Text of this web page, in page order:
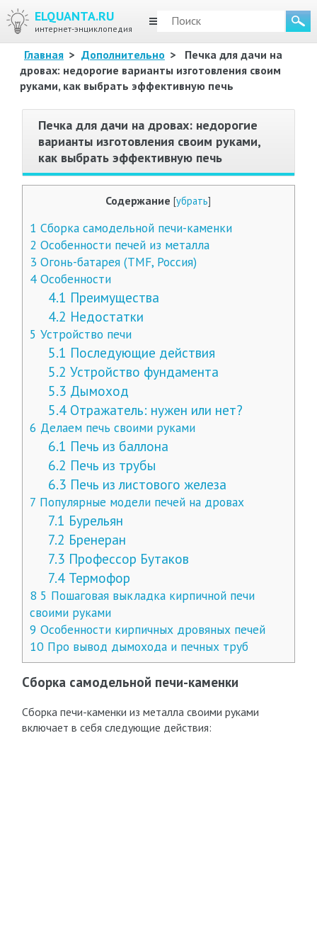
ELQUANTA.RU
интернет-энциклопедия
МЕНЮ
Главная > Дополнительно >
Печка для дачи на
дровах: недорогие варианты изготовления своим
руками, как выбрать эффективную печь
Печка для дачи на дровах: недорогие
варианты изготовления своим руками,
как выбрать эффективную печь
Содержание [убрать]
1 Сборка самодельной печи-каменки
2 Особенности печей из металла
3 Огонь-батарея (TMF, Россия)
4Особенности
4.1 Преимущества
4.2 Недостатки
5 Устройство печи
5.1 Последующие действия
5.2 Устройство фундамента
5.3 Дымоход
5.4 Отражатель: нужен или нет?
6 Делаем печь своими руками
6.1 Печь из баллона
6.2 Печь из трубы
6.3 Печь из листового железа
7 Популярные модели печей на дровах
7.1 Бурельян
7.2 Бренеран
7.3 Профессор Бутаков
7.4 Термофор
8 5 Пошаговая выкладка кирпичной печи
своими руками
9 Особенности кирпичных дровяных печей
10Про вывод дымохода и печных труб
Сборка самодельной печи-каменки
Сборка печи-каменки из металла своими руками
включает в себя следующие действия: